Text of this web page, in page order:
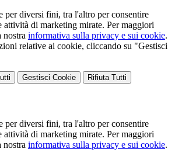
per diversi fini, tra l'altro per consentire
di marketing mirate. Per maggiori
informativa sulla privacy e sui cookie.
relative ai cookie, cliccando su "Gestisci
Gestisci Cookie Rifiuta Tutti
per diversi fini, tra l'altro per consentire
di marketing mirate. Per maggiori
informativa sulla privacy e sui cookie.